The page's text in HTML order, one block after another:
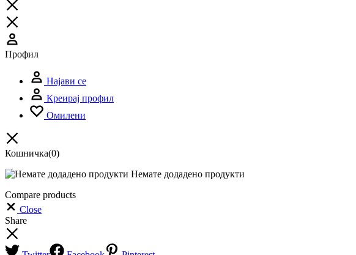
Профил
Најави се
Креирај профил
Омилени
Кошничка(0)
Немате додадено продукти
Compare products
Close
Share